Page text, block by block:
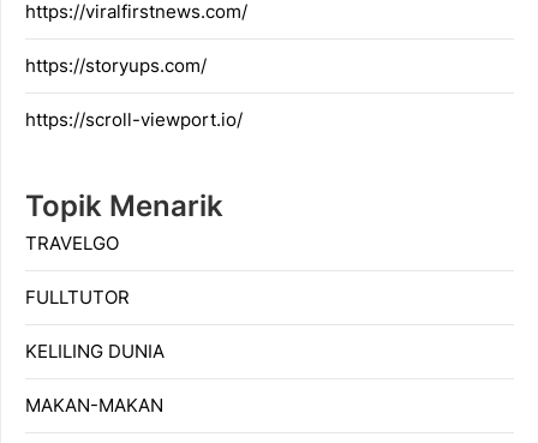
https://viralfirstnews.com/
https://storyups.com/
https://scroll-viewport.io/
Topik Menarik
TRAVELGO
FULLTUTOR
KELILING DUNIA
MAKAN-MAKAN